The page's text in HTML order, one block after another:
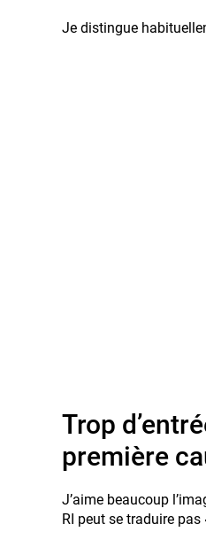
Je distingue
Trop
première
J’aime beaucoup
RI peut se traduire